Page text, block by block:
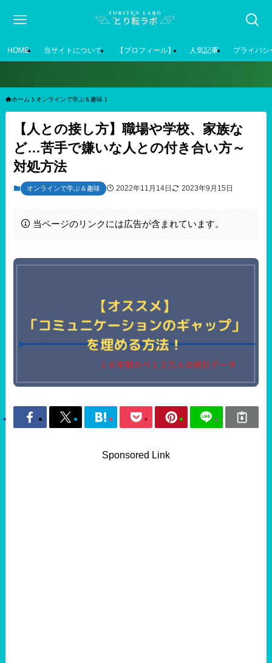
HOME 当サイトについて 【プロフィール】 人気記事 プライバシ
ホーム オンラインで学ぶ＆趣味
【人との接し方】職場や学校、家族な
ど…苦手で嫌いな人との付き合い方～
対処方法
オンラインで学ぶ＆趣味 2022年11月14日 2023年9月15日
当ページのリンクには広告が含まれています。
Sponsored Link